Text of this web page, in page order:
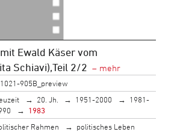
Ewald Käser vom
Schiavi),Teil 2/2
905B_preview
20. Jh. 1951-2000
1981-
1983
Rahmen
politisches Leben